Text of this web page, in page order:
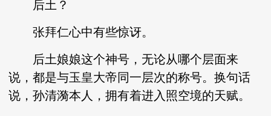
后土？
张拜仁心中有些惊讶。
后土娘娘这个神号，无论从哪个层面来
说，都是与玉皇大帝同一层次的称号。换句话
说，孙清漪本人，拥有着进入照空境的天赋。